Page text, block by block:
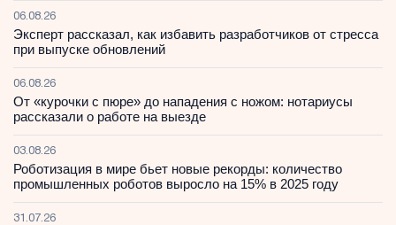
06.08.26
Эксперт рассказал, как избавить разработчиков от стресса
при выпуске обновлений
06.08.26
От «курочки с пюре» до нападения с ножом: нотариусы
рассказали о работе на выезде
03.08.26
Роботизация в мире бьет новые рекорды: количество
промышленных роботов выросло на 15% в 2025 году
31.07.26